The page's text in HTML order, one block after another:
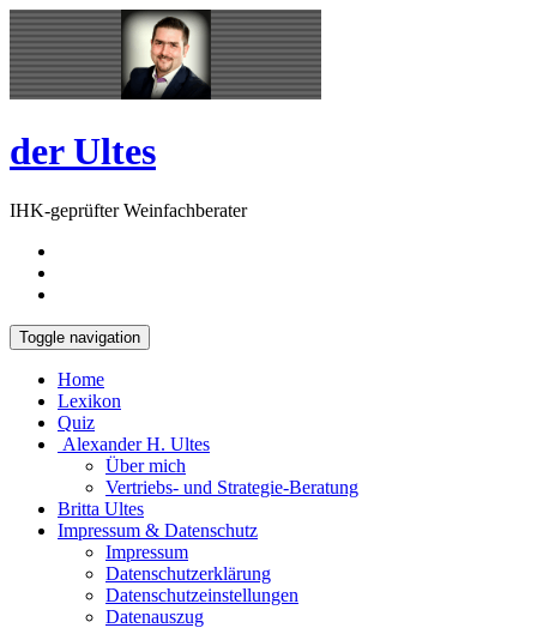
Skip
to
content
Open
Sidebar
der Ultes
IHK-geprüfter Weinfachberater
Toggle navigation
Home
Lexikon
Quiz
Alexander H. Ultes
Über mich
Vertriebs- und Strategie-Beratung
Britta Ultes
Impressum & Datenschutz
Impressum
Datenschutzerklärung
Datenschutzeinstellungen
Datenauszug